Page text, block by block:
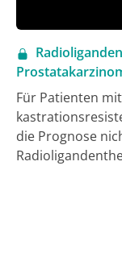
Für Patienten
die Prognose
Überleben